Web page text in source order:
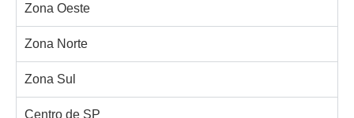
Zona Oeste
Zona Norte
Zona Sul
Centro de SP